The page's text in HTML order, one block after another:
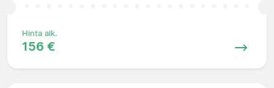
Hinta alk.
156 €